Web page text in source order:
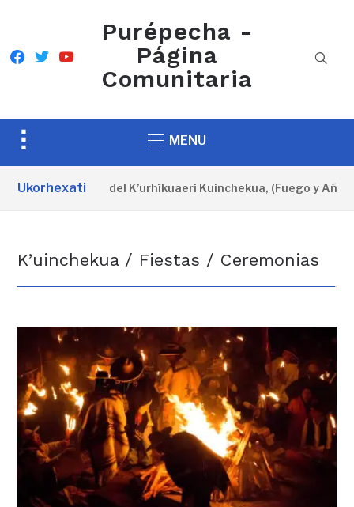
facebook
twitteryoutube
Purépecha -
Página
Comunitaria
Toggle
&
MENU
Ukorhexati
Cartel oficial del K’urhíkuaeri Kuinchekua, (Fuego y Año
K’uinchekua / Fiestas / Ceremonias